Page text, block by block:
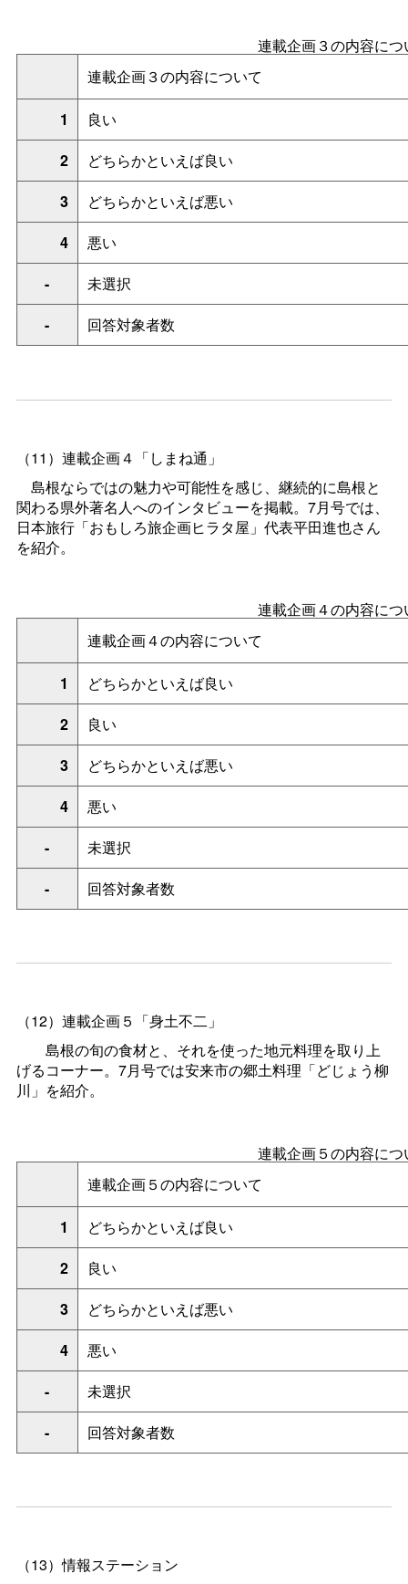
連載企画３の内容につ
連載企画３の内容について
1
良い
2
どちらかといえば良い
3
どちらかといえば悪い
4
悪い
-
未選択
-
回答対象者数
（11） 連載企画４「しまね通」
島根ならではの魅力や可能性を感じ、継続的に島根と
関わる県外著名人へのインタビューを掲載。7月号では、
日本旅行「おもしろ旅企画ヒラタ屋」代表平田進也さん
を紹介。
連載企画４の内容につ
連載企画４の内容について
1
どちらかといえば良い
2
良い
3
どちらかといえば悪い
4
悪い
-
未選択
-
回答対象者数
（12）連載企画５「身土不二」
島根の旬の食材と、それを使った地元料理を取り上
げるコーナー。7月号では安来市の郷土料理「どじょう柳
川」を紹介。
連載企画５の内容につ
連載企画５の内容について
1
どちらかといえば良い
2
良い
3
どちらかといえば悪い
4
悪い
-
未選択
-
回答対象者数
（13）情報ステーション